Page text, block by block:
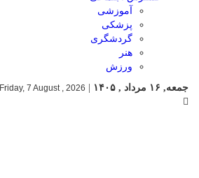
آموزشی
پزشکی
گردشگری
هنر
ورزش
جمعه, ۱۶ مرداد , ۱۴۰۵
Friday, 7 August , 2026